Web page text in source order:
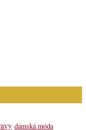
dámská móda